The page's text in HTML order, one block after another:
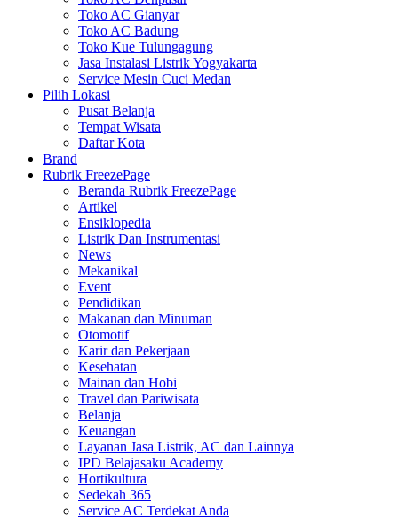
Toko AC Gianyar
Toko AC Badung
Toko Kue Tulungagung
Jasa Instalasi Listrik Yogyakarta
Service Mesin Cuci Medan
Pilih Lokasi
Pusat Belanja
Tempat Wisata
Daftar Kota
Brand
Rubrik FreezePage
Beranda Rubrik FreezePage
Artikel
Ensiklopedia
Listrik Dan Instrumentasi
News
Mekanikal
Event
Pendidikan
Makanan dan Minuman
Otomotif
Karir dan Pekerjaan
Kesehatan
Mainan dan Hobi
Travel dan Pariwisata
Belanja
Keuangan
Layanan Jasa Listrik, AC dan Lainnya
IPD Belajasaku Academy
Hortikultura
Sedekah 365
Service AC Terdekat Anda